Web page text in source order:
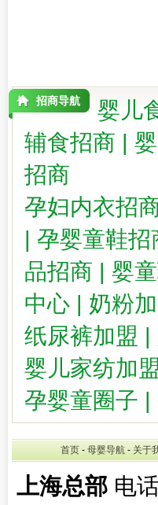
招商导航 婴儿
辅食招商 |
招商
孕妇内衣招
| 孕婴童鞋招
品招商 | 婴
中心 | 奶粉
纸尿裤加盟 |
婴儿家纺加盟
孕婴童圈子 |
首页 - 母婴导航 - 关于
上海总部电